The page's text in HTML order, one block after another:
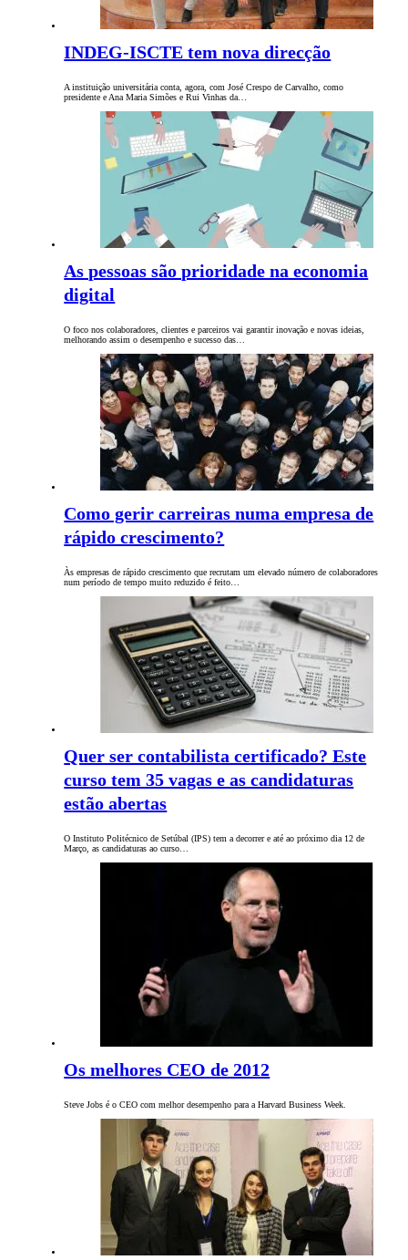
INDEG-ISCTE tem nova direcção
A instituição universitária conta, agora, com José Crespo de Carvalho, como
presidente e Ana Maria Simões e Rui Vinhas da…
As pessoas são prioridade na economia
digital
O foco nos colaboradores, clientes e parceiros vai garantir inovação e novas ideias,
melhorando assim o desempenho e sucesso das…
Como gerir carreiras numa empresa de
rápido crescimento?
Às empresas de rápido crescimento que recrutam um elevado número de colaboradores
num período de tempo muito reduzido é feito…
Quer ser contabilista certificado? Este
curso tem 35 vagas e as candidaturas
estão abertas
O Instituto Politécnico de Setúbal (IPS) tem a decorrer e até ao próximo dia 12 de
Março, as candidaturas ao curso…
Os melhores CEO de 2012
Steve Jobs é o CEO com melhor desempenho para a Harvard Business Week.